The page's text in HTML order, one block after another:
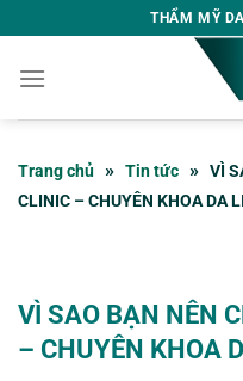
qua
nội
THẨM MỸ
Trang chủ » Tin tức » VÌ
CLINIC – CHUYÊN KHOA DA
VÌ SAO BẠN NÊN
– CHUYÊN KHOA